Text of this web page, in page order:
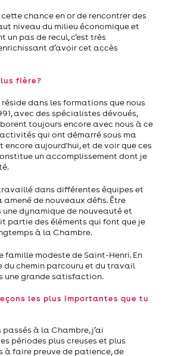
chance en or de rencontrer des
niveau du milieu économique et
un pas de recul, c’est très
d’avoir cet accès
fière?
réside dans les formations que nous
avec des spécialistes dévoués,
toujours encore avec nous à ce
qui ont démarré sous ma
encore aujourd'hui, et de voir que ces
un accomplissement dont je
dans différentes équipes et
amené de nouveaux défis. Être
dynamique de nouveauté et
partie des éléments qui font que je
à la Chambre.
famille modeste de Saint-Henri. En
du chemin parcouru et du travail
une grande satisfaction.
les plus importantes que tu
à la Chambre, j’ai
périodes plus creuses et plus
à faire preuve de patience, de